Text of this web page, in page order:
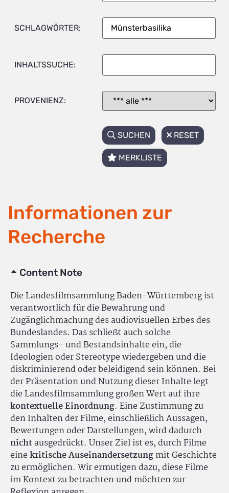
SCHLAGWÖRTER:
INHALTSSUCHE:
PROVENIENZ:
SUCHEN RESET
MERKLISTE
Informationen zur
Recherche
Content Note
Die Landesfilmsammlung Baden-Württemberg ist
verantwortlich für die Bewahrung und
Zugänglichmachung des audiovisuellen Erbes des
Bundeslandes. Das schließt auch solche
Sammlungs- und Bestandsinhalte ein, die
Ideologien oder Stereotype wiedergeben und die
diskriminierend oder beleidigend sein können. Bei
der Präsentation und Nutzung dieser Inhalte legt
die Landesfilmsammlung großen Wert auf ihre
kontextuelle Einordnung. Eine Zustimmung zu
den Inhalten der Filme, einschließlich Aussagen,
Bewertungen oder Darstellungen, wird dadurch
nichtausgedrückt. Unser Ziel ist es, durch Filme
einekritische Auseinandersetzungmit Geschichte
zu ermöglichen. Wir ermutigen dazu, diese Filme
im Kontext zu betrachten und möchten zur